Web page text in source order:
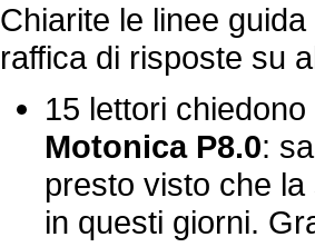
Chiarite le linee
raffica di risposte su
15 lettori
Motonica P8.0:
presto visto che
in questi giorni.